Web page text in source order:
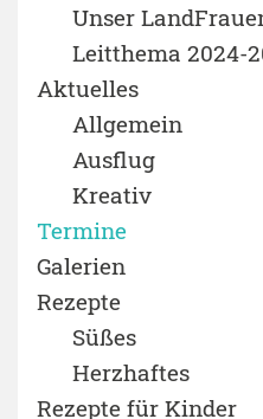
Unser
Leitthema 2024-
Aktuelles
Allgemein
Ausflug
Kreativ
Termine
Galerien
Rezepte
Süßes
Herzhaftes
Rezepte für Kinder